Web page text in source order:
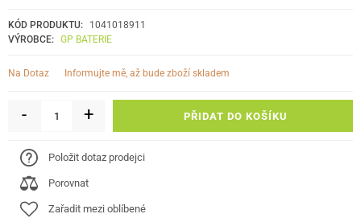
KÓD PRODUKTU:
1041018911
VÝROBCE: GP BATERIE
Na Dotaz informujte mě, až bude zboží skladem
- + PŘIDAT DO KOŠÍKU
Položit dotaz prodejci
Porovnat
Zařadit mezi oblíbené